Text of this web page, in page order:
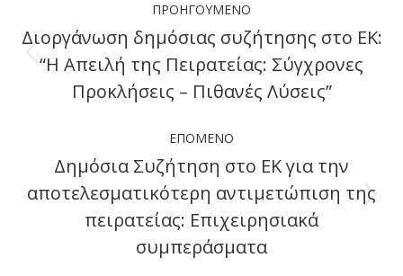
navigation
ΠΡΟΗΓΟΎΜΕΝΟ
Previous
post:
Διοργάνωση δημόσιας συζήτησης στο ΕΚ:
“Η Απειλή της Πειρατείας: Σύγχρονες
Προκλήσεις – Πιθανές Λύσεις”
ΕΠΌΜΕΝΟ
Next
post:
Δημόσια Συζήτηση στο ΕΚ για την
αποτελεσματικότερη αντιμετώπιση της
πειρατείας: Επιχειρησιακά
συμπεράσματα